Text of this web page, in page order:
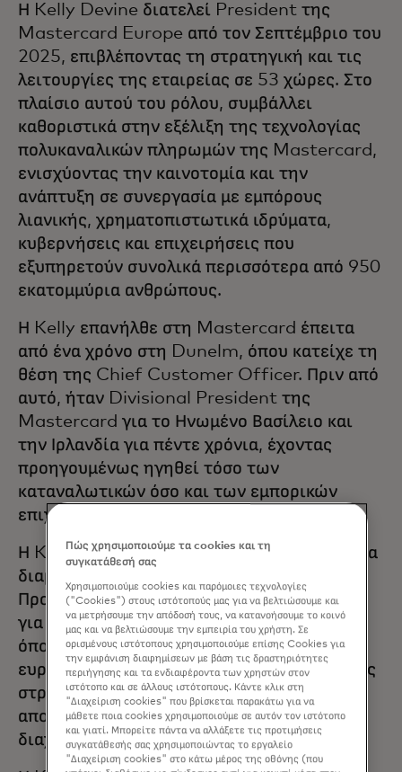
Η Kelly Devine διατελεί President της
Mastercard Europe από τον Σεπτέμβριο του
2025, επιβλέποντας τη στρατηγική και τις
λειτουργίες της εταιρείας σε 53 χώρες. Στο
πλαίσιο αυτού του ρόλου, συμβάλλει
καθοριστικά στην εξέλιξη της τεχνολογίας
πολυκαναλικών πληρωμών της Mastercard,
ενισχύοντας την καινοτομία και την
ανάπτυξη σε συνεργασία με εμπόρους
λιανικής, χρηματοπιστωτικά ιδρύματα,
κυβερνήσεις και επιχειρήσεις που
εξυπηρετούν συνολικά περισσότερα από 950
εκατομμύρια ανθρώπους.
Η Kelly επανήλθε στη Mastercard έπειτα
από ένα χρόνο στη Dunelm, όπου κατείχε τη
θέση της Chief Customer Officer. Πριν από
αυτό, ήταν Divisional President της
Mastercard για το Ηνωμένο Βασίλειο και
την Ιρλανδία για πέντε χρόνια, έχοντας
προηγουμένως ηγηθεί τόσο των
καταναλωτικών όσο και των εμπορικών
επιχειρήσεων.
Η Kelly έχει χτίσει μια διακεκριμένη καριέρα
διαμορφώνοντας το τοπίο των πληρωμών.
Προτού βρεθεί στη Mastercard, εργάστηκε
για μια δεκαετία στην American Express,
όπου κατείχε ηγετικούς ρόλους σε
ευρωπαϊκό και παγκόσμιο επίπεδο σε τομείς
στρατηγικής, ανάπτυξης επιχειρήσεων,
αποτελεσματικότητας πωλήσεων και
διαχείρισης προϊόντων.
Πώς χρησιμοποιούμε τα cookies και τη
συγκατάθεσή σας
Χρησιμοποιούμε cookies και παρόμοιες τεχνολογίες
("Cookies") στους ιστότοπούς μας για να βελτιώσουμε και
να μετρήσουμε την απόδοσή τους, να κατανοήσουμε το κοινό
μας και να βελτιώσουμε την εμπειρία του χρήστη. Σε
ορισμένους ιστότοπους χρησιμοποιούμε επίσης Cookies για
την εμφάνιση διαφημίσεων με βάση τις δραστηριότητες
περιήγησης και τα ενδιαφέροντα των χρηστών στον
ιστότοπο και σε άλλους ιστότοπους. Κάντε κλικ στη
"Διαχείριση cookies" που βρίσκεται παρακάτω για να
μάθετε ποια cookies χρησιμοποιούμε σε αυτόν τον ιστότοπο
και γιατί. Μπορείτε πάντα να αλλάξετε τις προτιμήσεις
συγκατάθεσής σας χρησιμοποιώντας το εργαλείο
"Διαχείριση cookies" στο κάτω μέρος της οθόνης (που